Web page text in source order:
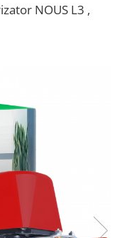
NOUS L3 ,